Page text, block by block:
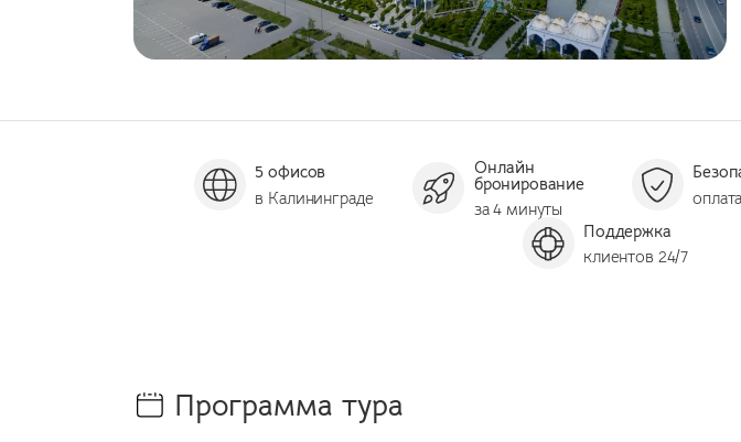
5 офисов
в Калининграде
Онлайн
бронирование
за 4 минуты
оплата
Поддержка
клиентов 24/7
Программа тура